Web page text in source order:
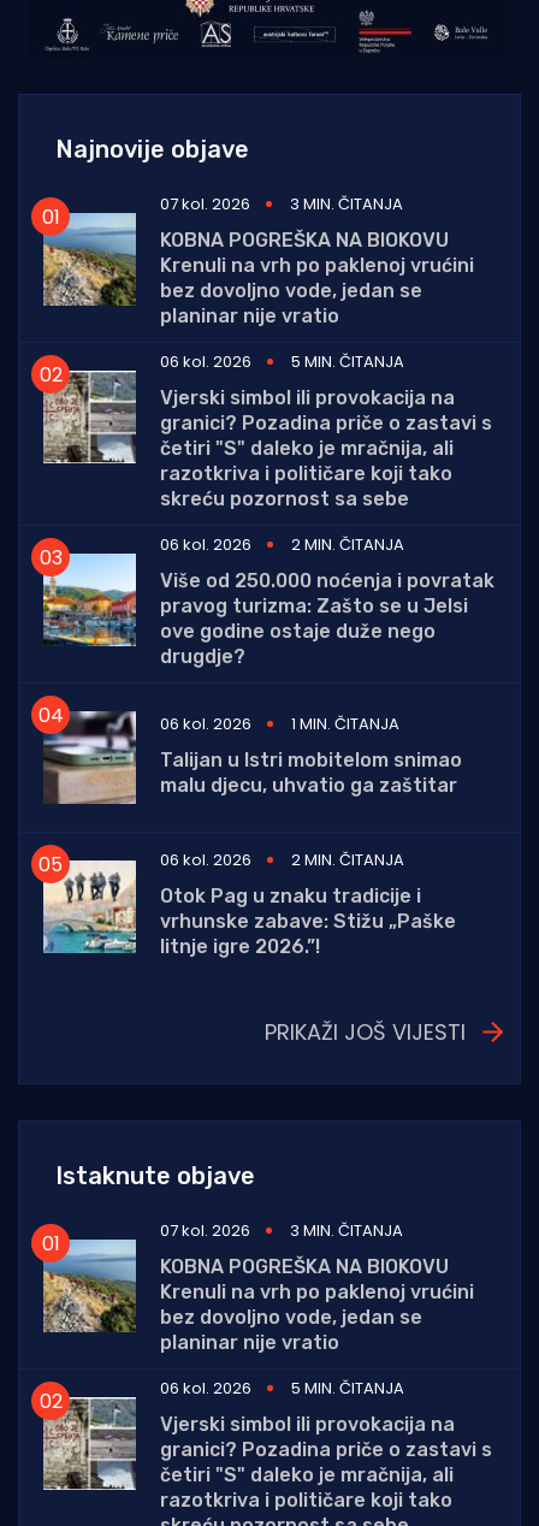
Najnovije objave
07 kol. 2026
3 MIN. ČITANJA
KOBNA POGREŠKA NA BIOKOVU
Krenuli na vrh po paklenoj vrućini
bez dovoljno vode, jedan se
planinar nije vratio
06 kol. 2026
5 MIN. ČITANJA
Vjerski simbol ili provokacija na
granici? Pozadina priče o zastavi s
četiri "S" daleko je mračnija, ali
razotkriva i političare koji tako
skreću pozornost sa sebe
06 kol. 2026
2 MIN. ČITANJA
Više od 250.000 noćenja i povratak
pravog turizma: Zašto se u Jelsi
ove godine ostaje duže nego
drugdje?
06 kol. 2026
1 MIN. ČITANJA
Talijan u Istri mobitelom snimao
malu djecu, uhvatio ga zaštitar
06 kol. 2026
2 MIN. ČITANJA
Otok Pag u znaku tradicije i
vrhunske zabave: Stižu „Paške
litnje igre 2026.”!
PRIKAŽI JOŠ VIJESTI
Istaknute objave
07 kol. 2026
3 MIN. ČITANJA
KOBNA POGREŠKA NA BIOKOVU
Krenuli na vrh po paklenoj vrućini
bez dovoljno vode, jedan se
planinar nije vratio
06 kol. 2026
5 MIN. ČITANJA
Vjerski simbol ili provokacija na
granici? Pozadina priče o zastavi s
četiri "S" daleko je mračnija, ali
razotkriva i političare koji tako